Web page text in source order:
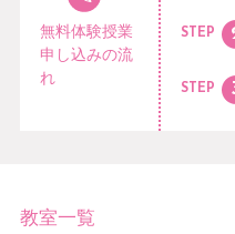
無料体験授業
申し込みの流
れ
STEP
STEP
教室一覧